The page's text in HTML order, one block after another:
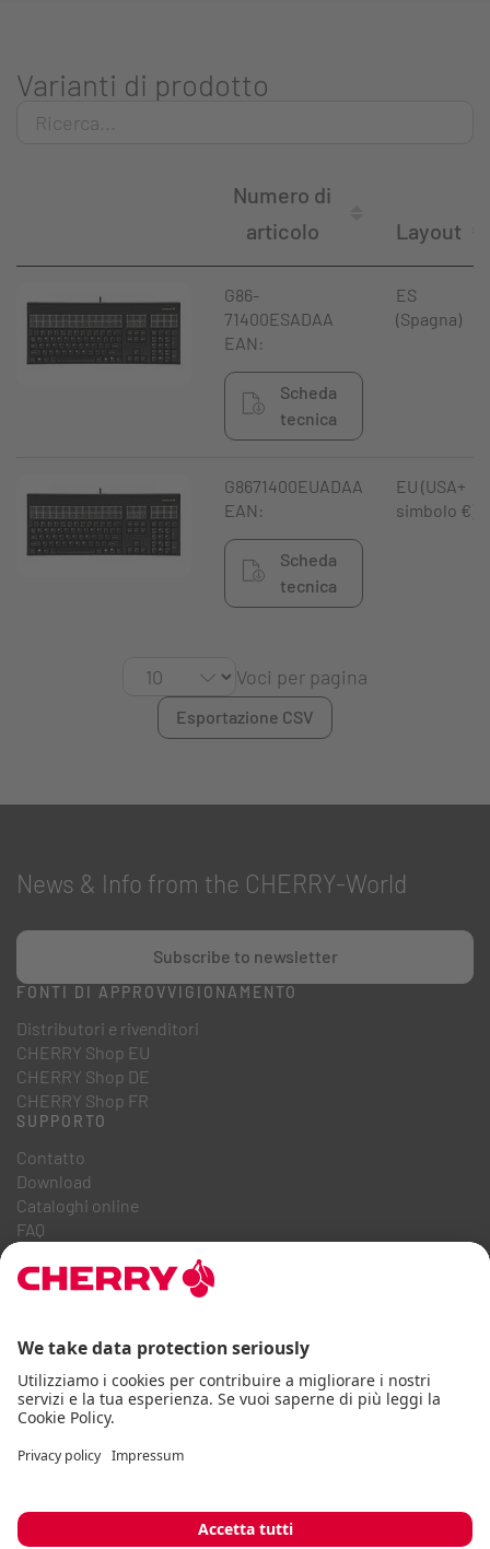
Varianti di prodotto
Numero di
articolo
Layout
G86-
71400ESADAA
EAN:
Scheda
tecnica
ES
(Spagna)
G8671400EUADAA
EAN:
Scheda
tecnica
EU (USA+
simbolo €)
Voci per pagina
Esportazione CSV
News & Info from the CHERRY-World
Subscribe to newsletter
FONTI DI APPROVVIGIONAMENTO
Distributori e rivenditori
CHERRY Shop EU
CHERRY Shop DE
CHERRY Shop FR
SUPPORTO
Contatto
Download
Cataloghi online
FAQ
Carriera
Codice di condotta aziendale
Dichiarazione di accessibilitàTermini e condizioniIstruzioni d'uso
Protezione dei datiImpronta